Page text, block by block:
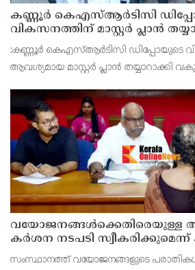
കണ്ണൂർ കെഎസ്ആർടിസി
വികസനത്തിന് മാസ്റ്റർ പ്ലാൻ
സമർപ്പിക്കും : ടി ഒ മോഹനൻ
:കണ്ണൂർ കെഎസ്ആർടിസി ഡിപ്പോയുടെ
ആവശ്യമായ മാസ്റ്റർ പ്ലാൻ തയ്യാറാക്കി
ഡിപ്പോയ്ക്ക് നാല് ഏക്കറിൽ അധികം
വയോജനങ്ങൾക്കെതിരെയുള്ള
കർശന നടപടി
സംസ്ഥാനത്ത് വയോജനങ്ങളുടെ